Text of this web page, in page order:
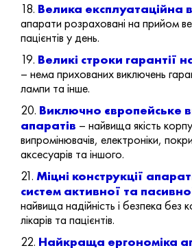
18. Велика експлуатаційна
апарати розраховані на прийом
пацієнтів у день.
19. Великі строки гарантії
– нема прихованих виключень
лампи та інше.
20. Виключно європейське
апаратів – найвища якість
випромінювачів, електроніки,
аксесуарів та іншого.
21. Міцні конструкції
систем активної та
найвища надійність і безпека без
лікарів та пацієнтів.
22. Найкраща ергономіка